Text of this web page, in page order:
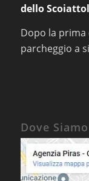
dello
Dopo la
parcheggio a
Dove Siamo